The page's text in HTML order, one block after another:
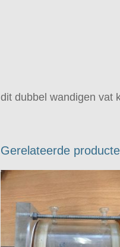
dit dubbel wandigen vat
Gerelateerde